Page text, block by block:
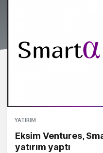
YATIRIM
Eksim Ventures,
yatırım yaptı